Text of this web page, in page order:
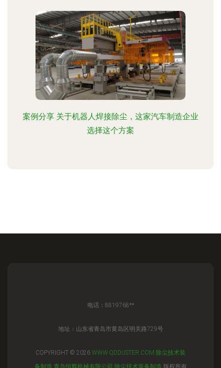
案例分享 关于机器人焊接除尘，这家汽车制造企业
选择这个方案
电话：8819768**
地址：山东省青岛市黄岛区明关路729号
COPYRIGHT © 2026 WWW.QDDUSTER.COM 除尘技术装
备制造 青岛恒辉机械有限公司 除尘技术装备制造 版权所有